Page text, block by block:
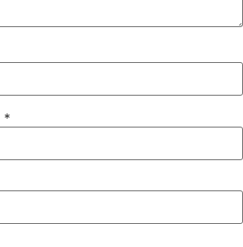
*